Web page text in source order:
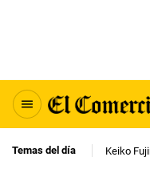
Temas del día Keiko